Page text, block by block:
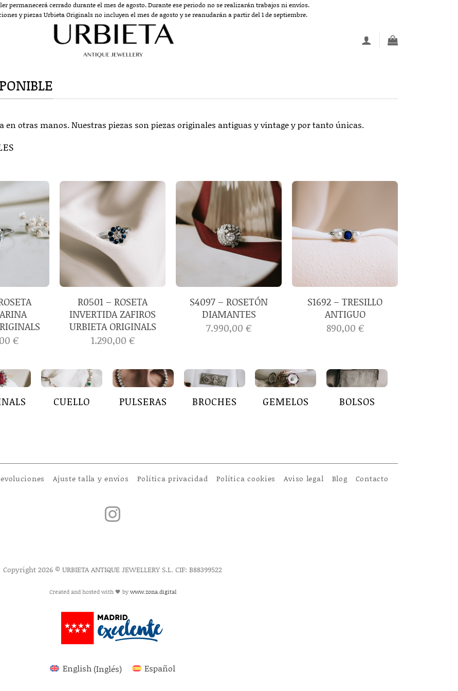
permanecerá cerrado durante el mes de agosto. Durante ese periodo no se realizarán trabajos ni envíos.
y piezas Urbieta Originals no incluyen el mes de agosto y se reanudarán a partir del 1 de septiembre.
en otras manos. Nuestras piezas son piezas originales antiguas y vintage y por tanto únicas.
€
R0501 – ROSETA
INVERTIDA ZAFIROS
URBIETA ORIGINALS
1.290,00 €
S4097 – ROSETÓN
DIAMANTES
7.990,00 €
S1692 – TRESILLO
ANTIGUO
890,00 €
CUELLO PULSERAS BROCHES GEMELOS BOLSOS
Ajuste talla y envíos Política privacidad Política cookies Aviso legal Blog Contacto
Copyright 2026 © URBIETA ANTIQUE JEWELLERY S.L. CIF: B88399522
Created and hosted with 🖤 bywww.zona.digital
English(Inglés) Español